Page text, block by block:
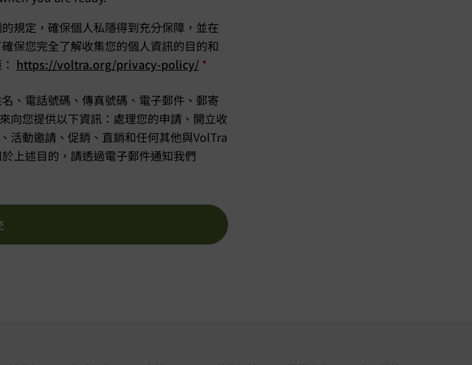
規定，確保個人私隱得到充分保障，並在
保您完全了解收集您的個人資訊的目的和
https://voltra.org/privacy-policy/ *
、電話號碼、傳真號碼、電子郵件、郵寄
向您提供以下資訊：處理您的申請、開立收
活動邀請、促銷、直銷和任何其他與VolTra
上述目的，請透過電子郵件通知我們